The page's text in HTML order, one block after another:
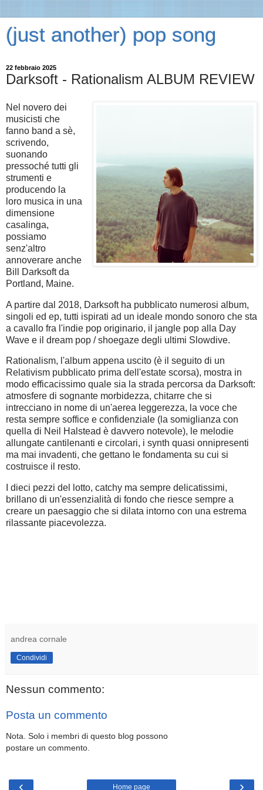
(just another) pop song
22 febbraio 2025
Darksoft - Rationalism ALBUM REVIEW
Nel novero dei
musicisti che
fanno band a sè,
scrivendo,
suonando
pressoché tutti gli
strumenti e
producendo la
loro musica in una
dimensione
casalinga,
possiamo
senz'altro
annoverare anche
Bill Darksoft da
Portland, Maine.
A partire dal 2018, Darksoft ha pubblicato numerosi album,
singoli ed ep, tutti ispirati ad un ideale mondo sonoro che sta
a cavallo fra l'indie pop originario, il jangle pop alla Day
Wave e il dream pop / shoegaze degli ultimi Slowdive.
Rationalism, l'album appena uscito (è il seguito di un
Relativism pubblicato prima dell'estate scorsa), mostra in
modo efficacissimo quale sia la strada percorsa da Darksoft:
atmosfere di sognante morbidezza, chitarre che si
intrecciano in nome di un'aerea leggerezza, la voce che
resta sempre soffice e confidenziale (la somiglianza con
quella di Neil Halstead è davvero notevole), le melodie
allungate cantilenanti e circolari, i synth quasi onnipresenti
ma mai invadenti, che gettano le fondamenta su cui si
costruisce il resto.
I dieci pezzi del lotto, catchy ma sempre delicatissimi,
brillano di un'essenzialità di fondo che riesce sempre a
creare un paesaggio che si dilata intorno con una estrema
rilassante piacevolezza.
andrea cornale
Condividi
Nessun commento:
Posta un commento
Nota. Solo i membri di questo blog possono
postare un commento.
‹ ›
Home page